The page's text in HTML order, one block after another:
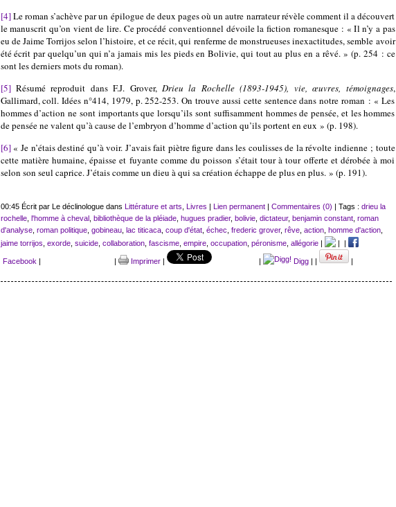
[4]Le roman s’achève par un épilogue de deux pages où un autre narrateur révèle comment il a découvert
le manuscrit qu’on vient de lire. Ce procédé conventionnel dévoile la fiction romanesque : « Il n’y a pas
eu de Jaime Torrijos selon l’histoire, et ce récit, qui renferme de monstrueuses inexactitudes, semble avoir
été écrit par quelqu’un qui n’a jamais mis les pieds en Bolivie, qui tout au plus en a rêvé. » (p. 254 : ce
sont les derniers mots du roman).
[5]Résumé reproduit dans F.J. Grover, Drieu la Rochelle (1893-1945), vie, œuvres, témoignages,
Gallimard, coll. Idées n°414, 1979, p. 252-253. On trouve aussi cette sentence dans notre roman : « Les
hommes d’action ne sont importants que lorsqu’ils sont suffisamment hommes de pensée, et les hommes
de pensée ne valent qu’à cause de l’embryon d’homme d’action qu’ils portent en eux » (p. 198).
[6]« Je n’étais destiné qu’à voir. J’avais fait piètre figure dans les coulisses de la révolte indienne ; toute
cette matière humaine, épaisse et fuyante comme du poisson s’était tour à tour offerte et dérobée à moi
selon son seul caprice. J’étais comme un dieu à qui sa création échappe de plus en plus. » (p. 191).
00:45 Écrit par Le déclinologue dans Littérature et arts Livres | Lien permanent| Commentaires (0) | Tags : drieu la
rochelle, l'homme à cheval, bibliothèque de la pléiade, hugues pradier, bolivie, dictateur, benjamin constant, roman
d'analyse, roman politique, gobineau, lac titicaca, coup d'état, échec frederic grover, rêve, action, homme d'action,
jaime torrijos exorde, suicide, collaboration, fascisme, empire, occupation, péronisme, allégorie| | |
Facebook | | Imprimer| | Digg| | |